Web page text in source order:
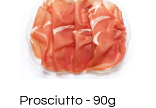
Prosciutto - 90g